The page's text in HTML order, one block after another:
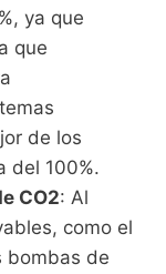
ya que
que
de los
del 100%.
CO2: Al
como el
bombas de